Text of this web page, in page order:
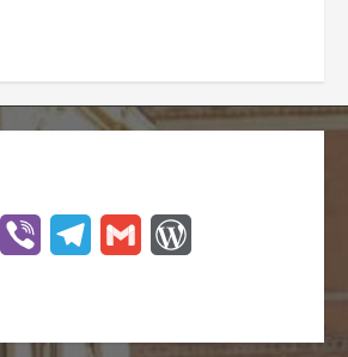
WhatsApp
Viber TelegramGmail